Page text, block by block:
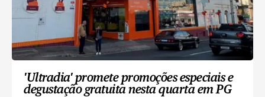
'Ultradia' promete promoções especiais e
degustação gratuita nesta quarta em PG